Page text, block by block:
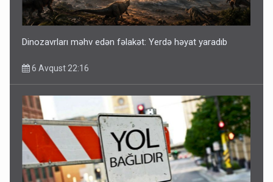
Dinozavrları məhv edən fəlakət: Yerdə həyat yaradıb
6 Avqust 22:16